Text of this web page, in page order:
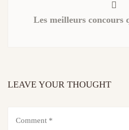
LEAVE YOUR THOUGHT